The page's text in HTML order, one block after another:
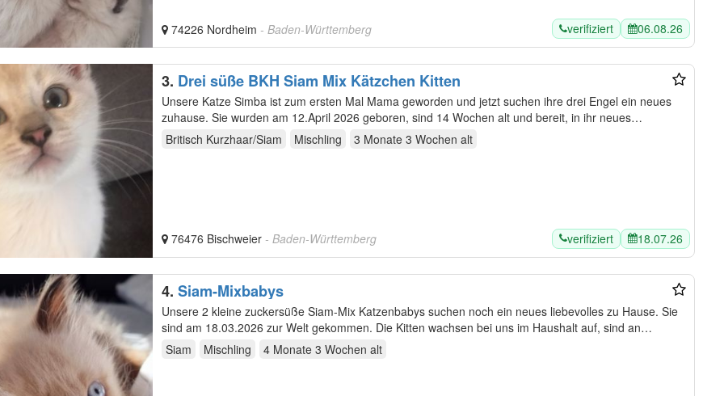
74226 Nordheim - Baden-Württemberg verifiziert 06.08.26
3. Drei süße BKH Siam Mix Kätzchen Kitten
Unsere Katze Simba ist zum ersten Mal Mama geworden und jetzt suchen ihre drei Engel ein neues
zuhause. Sie wurden am 12.April 2026 geboren, sind 14 Wochen alt und bereit, in ihr neues
Zuhause…
Britisch Kurzhaar/Siam Mischling 3 Monate 3 Wochen alt
76476 Bischweier - Baden-Württemberg verifiziert 18.07.26
4. Siam-Mixbabys
Unsere 2 kleine zuckersüße Siam-Mix Katzenbabys suchen noch ein neues liebevolles zu Hause. Sie
sind am 18.03.2026 zur Welt gekommen. Die Kitten wachsen bei uns im Haushalt auf, sind an…
Siam
Mischling 4 Monate 3 Wochen alt